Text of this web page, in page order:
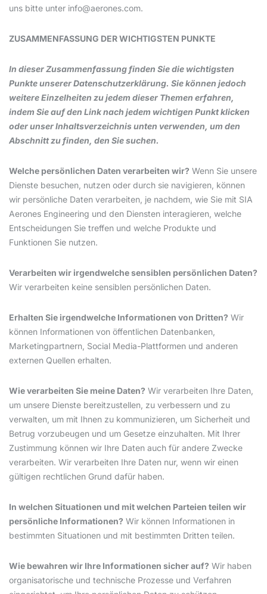
uns bitte unter info@aerones.com.
ZUSAMMENFASSUNG DER WICHTIGSTEN PUNKTE
In dieser Zusammenfassung finden Sie die wichtigsten
Punkte unserer Datenschutzerklärung. Sie können jedoch
weitere Einzelheiten zu jedem dieser Themen erfahren,
indem Sie auf den Link nach jedem wichtigen Punkt klicken
oder unser Inhaltsverzeichnis unten verwenden, um den
Abschnitt zu finden, den Sie suchen.
Welche persönlichen Daten verarbeiten wir? Wenn Sie unsere
Dienste besuchen, nutzen oder durch sie navigieren, können
wir persönliche Daten verarbeiten, je nachdem, wie Sie mit SIA
Aerones Engineering und den Diensten interagieren, welche
Entscheidungen Sie treffen und welche Produkte und
Funktionen Sie nutzen.
Verarbeiten wir irgendwelche sensiblen persönlichen Daten?
Wir verarbeiten keine sensiblen persönlichen Daten.
Erhalten Sie irgendwelche Informationen von Dritten? Wir
können Informationen von öffentlichen Datenbanken,
Marketingpartnern, Social Media-Plattformen und anderen
externen Quellen erhalten.
Wie verarbeiten Sie meine Daten? Wir verarbeiten Ihre Daten,
um unsere Dienste bereitzustellen, zu verbessern und zu
verwalten, um mit Ihnen zu kommunizieren, um Sicherheit und
Betrug vorzubeugen und um Gesetze einzuhalten. Mit Ihrer
Zustimmung können wir Ihre Daten auch für andere Zwecke
verarbeiten. Wir verarbeiten Ihre Daten nur, wenn wir einen
gültigen rechtlichen Grund dafür haben.
In welchen Situationen und mit welchen Parteien teilen wir
persönliche Informationen? Wir können Informationen in
bestimmten Situationen und mit bestimmten Dritten teilen.
Wie bewahren wir Ihre Informationen sicher auf? Wir haben
organisatorische und technische Prozesse und Verfahren